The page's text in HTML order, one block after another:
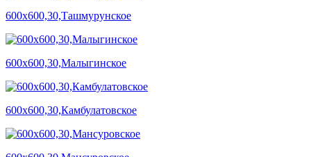
600х600,30,Ташмурунское
600х600,30,Малыгинское
600х600,30,Камбулатовское